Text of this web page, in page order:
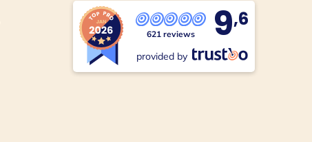
621 reviews 9,6
provided by